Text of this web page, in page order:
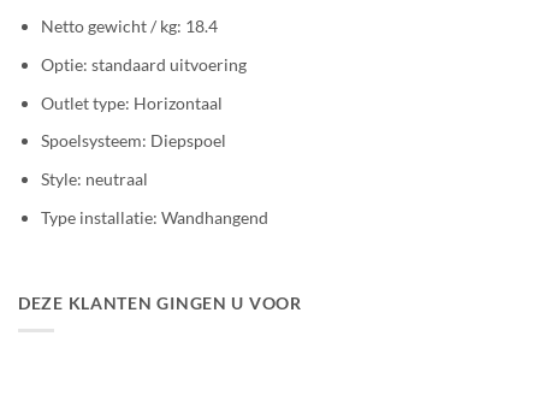
Netto gewicht / kg: 18.4
Optie: standaard uitvoering
Outlet type: Horizontaal
Spoelsysteem: Diepspoel
Style: neutraal
Type installatie: Wandhangend
DEZE KLANTEN GINGEN U VOOR